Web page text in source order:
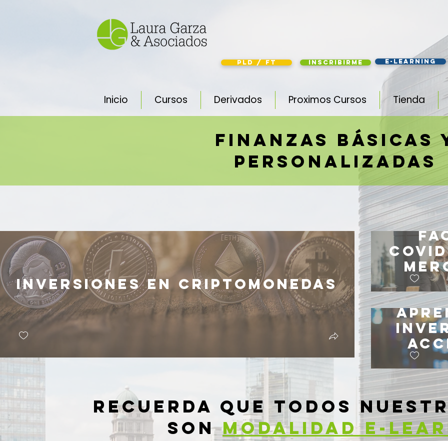
PLD / FT Inscribirme e-learning
Inicio Cursos Derivados Proximos Cursos Tienda
FINANZAS BÁSICAS
PERSONALIZADAS
Inversiones en Criptomonedas
RECUERDA QUE TODOS
SONMODALIDAD E-